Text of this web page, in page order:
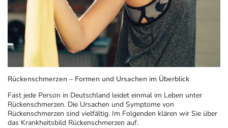
Rückenschmerzen – Formen und Ursachen im Überblick
Fast jede Person in Deutschland leidet einmal im Leben unter
Rückenschmerzen. Die Ursachen und Symptome von
Rückenschmerzen sind vielfältig. Im Folgenden klären wir Sie über
das Krankheitsbild Rückenschmerzen auf.